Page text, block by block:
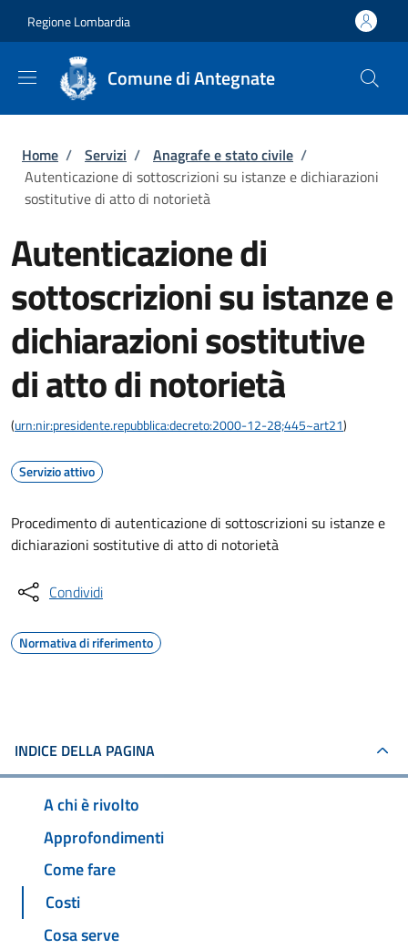
Regione Lombardia
Comune di Antegnate
Briciole di pane
Home / Servizi / Anagrafe e stato civile /
Autenticazione di sottoscrizioni su istanze e dichiarazioni
sostitutive di atto di notorietà
Autenticazione di
sottoscrizioni su istanze e
dichiarazioni sostitutive
di atto di notorietà
(urn:nir:presidente.repubblica:decreto:2000-12-28;445~art21)
Servizio attivo
Procedimento di autenticazione di sottoscrizioni su istanze e
dichiarazioni sostitutive di atto di notorietà
Condividi
Normativa di riferimento
INDICE DELLA PAGINA
A chi è rivolto
Approfondimenti
Come fare
Costi
Cosa serve